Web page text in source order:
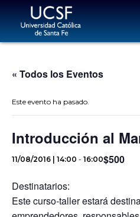
« Todos los Eventos
Este evento ha pasado.
Introducción al
11/08/2016 | 14:00 - 16:00$500
Destinatarios:
Este curso-taller estará